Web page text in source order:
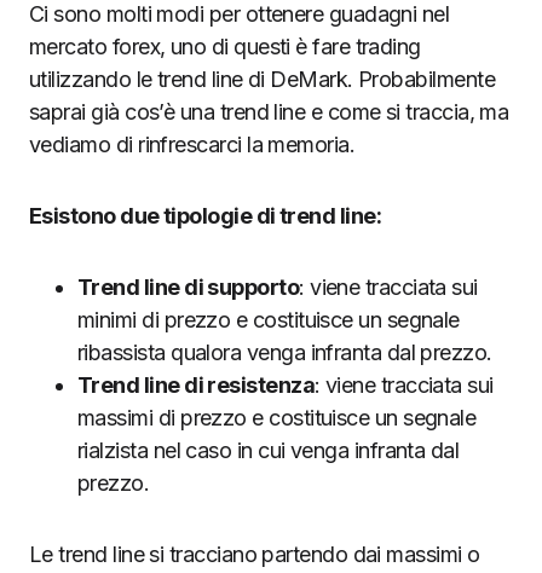
Ci sono molti modi per ottenere guadagni nel
mercato forex, uno di questi è fare trading
utilizzando le trend line di DeMark. Probabilmente
saprai già cos’è una trend line e come si traccia, ma
vediamo di rinfrescarci la memoria.
Esistono due tipologie di trend line:
Trend line di supporto: viene tracciata sui
minimi di prezzo e costituisce un segnale
ribassista qualora venga infranta dal prezzo.
Trend line di resistenza: viene tracciata sui
massimi di prezzo e costituisce un segnale
rialzista nel caso in cui venga infranta dal
prezzo.
Le trend line si tracciano partendo dai massimi o